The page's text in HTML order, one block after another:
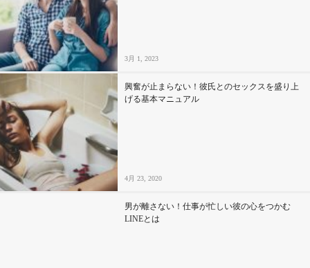
3月 1, 2023
興奮が止まらない！彼氏とのセックスを盛り上
げる基本マニュアル
4月 23, 2020
男が離さない！仕事が忙しい彼の心をつかむ
LINEとは